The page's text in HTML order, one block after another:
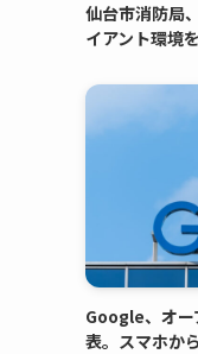
仙台市消防局
イアント環境
Google、オ
表。スマホか